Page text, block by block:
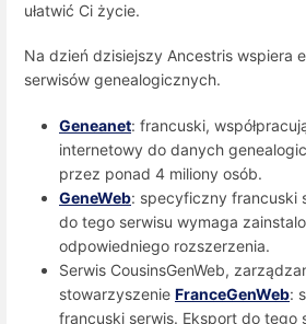
ułatwić Ci życie.
Na dzień dzisiejszy Ancestris wspiera
serwisów genealogicznych.
Geneanet: francuski,
internetowy do danych
przez ponad 4 miliony osób.
GeneWeb: specyficzny francuski
do tego serwisu wymaga
odpowiedniego rozszerzenia.
Serwis CousinsGenWeb,
stowarzyszenie FranceGenWeb:
francuski serwis. Eksport do tego